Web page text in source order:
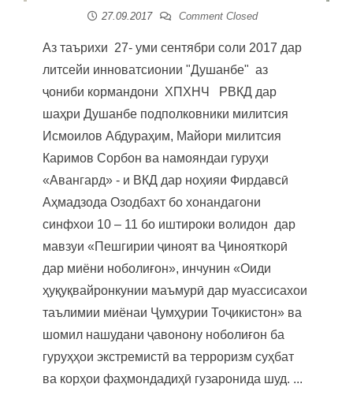
27.09.2017 Comment Closed
Аз таърихи 27- уми сентябри соли 2017 дар
литсейи инноватсионии "Душанбе" аз
ҷониби кормандони ХПХНЧ РВКД дар
шаҳри Душанбе подполковники милитсия
Исмоилов Абдураҳим, Майори милитсия
Каримов Сорбон ва намояндаи гуруҳи
«Авангард» - и ВКД дар ноҳияи Фирдавсӣ
Аҳмадзода Озодбахт бо хонандагони
синфхои 10 – 11 бо иштироки волидон дар
мавзуи «Пешгирии ҷиноят ва Ҷинояткорӣ
дар миёни ноболиғон», инчунин «Оиди
ҳуқуқвайронкунии маъмурӣ дар муассисахои
таълимии миёнаи Ҷумҳурии Тоҷикистон» ва
шомил нашудани ҷавонону ноболиғон ба
гуруҳҳои экстремистӣ ва терроризм суҳбат
ва корҳои фаҳмондадиҳӣ гузаронида шуд. ...